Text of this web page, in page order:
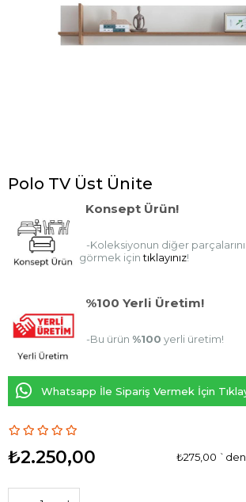
Polo TV Üst Ünite
Konsept Ürün!
-Koleksiyonun diğer parçalarını
görmek içintıklayınız!
%100 Yerli Üretim!
-Bu ürün %100 yerli üretim!
Whatsapp İle Sipariş Vermek İçin
₺2.250,00 ₺275,00